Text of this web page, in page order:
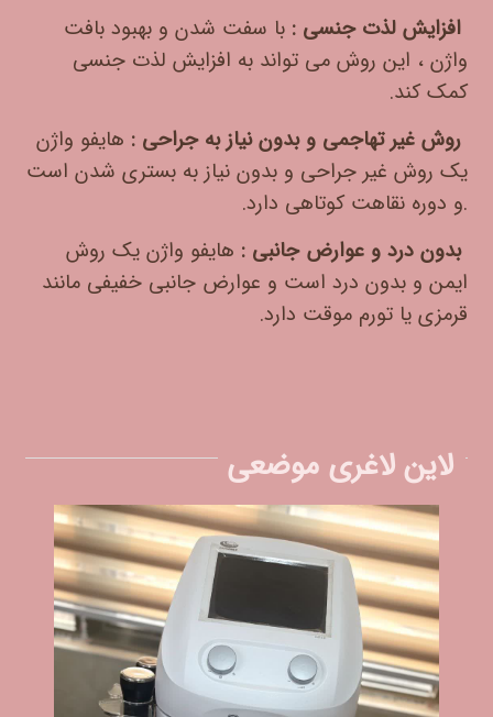
افزایش لذت جنسی : با سفت شدن و بهبود بافت
واژن ، این روش می تواند به افزایش لذت جنسی
کمک کند.
روش غیر تهاجمی و بدون نیاز به جراحی : هایفو واژن
یک روش غیر جراحی و بدون نیاز به بستری شدن است
.و دوره نقاهت کوتاهی دارد.
بدون درد و عوارض جانبی : هایفو واژن یک روش
ایمن و بدون درد است و عوارض جانبی خفیفی مانند
قرمزی یا تورم موقت دارد.
لاین لاغری موضعی